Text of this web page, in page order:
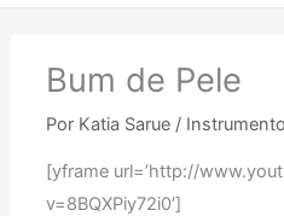
Bum de Pele
Por Katia Sarue /
[yframe url=’http://
v=8BQXPiy72i0′]